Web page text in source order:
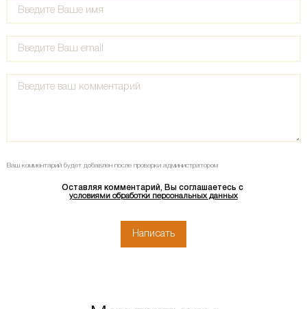
Ваш комментарий будет добавлен после проверки администратором
Оставляя комментарий, Вы соглашаетесь с
условиями обработки персональных данных